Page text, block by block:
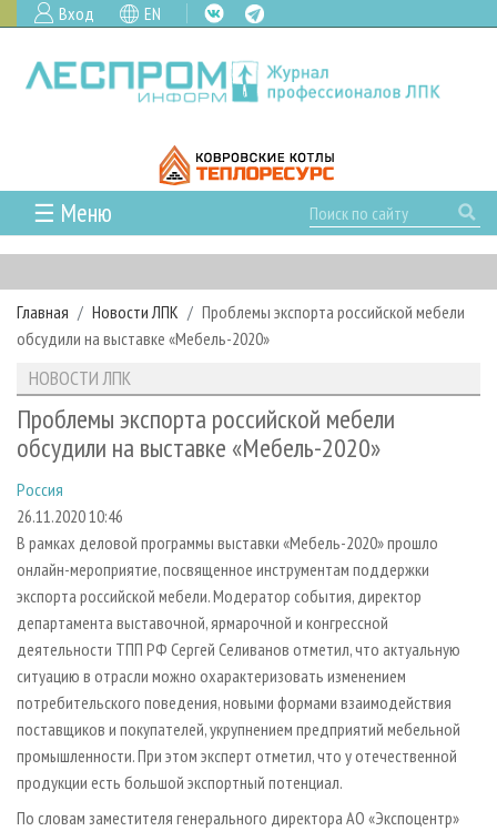
Вход EN
☰ Меню
ГЛАВНАЯ
РУБРИКИ И ТЕМЫ
РУБРИКИ ЖУРНАЛА
ЛЕСОЗАГОТОВКА
ЛЕСОПИЛЕНИЕ
СУШКА ДРЕВЕСИНЫ
ПРОИЗВОДСТВО ДРЕВЕСНЫХ ПЛИТ
ДЕРЕВЯННОЕ ДОМОСТРОЕНИЕ
ПРОИЗВОДСТВО МЕБЕЛИ
БИОЭНЕРГЕТИКА
ЦБП
ИНСТРУМЕНТ И МАТЕРИАЛЫ
НОВОСТИ
НОВОСТИ ЛПК
НОВОСТИ ЖУРНАЛА
ПРОЕКТЫ ЛПИ
АНАЛИТИКА
ПРЕДПРИЯТИЯ ЛПК
ПЕРСОНЫ
МОБИЛЬНЫЕ ВЫСТАВКИ
ОФИЦИАЛЬНЫЕ ДЕЛЕГАЦИИ
ПРИОРИТЕТНЫЕ ИНВЕСТПРОЕКТЫ
RUSSIAN FORESTRY REVIEW
ГАЗЕТА ЛЕСПРОМФОРУМ
БИБЛИОТЕКА СПЕЦИАЛИСТА
АРХИВ
АРХИВ ЖУРНАЛОВ
О ЖУРНАЛЕ
КОНТАКТЫ
РЕКЛАМОДАТЕЛЯМ
РЕКЛАМА
РЕКЛАМА НА САЙТЕ
Главная Новости ЛПК
Проблемы экспорта российской мебели
обсудили на выставке «Мебель-2020»
НОВОСТИ ЛПК
Проблемы экспорта российской мебели
обсудили на выставке «Мебель-2020»
Россия
26.11.2020 10:46
В рамках деловой программы выставки «Мебель-2020» прошло
онлайн-мероприятие, посвященное инструментам поддержки
экспорта российской мебели. Модератор события, директор
департамента выставочной, ярмарочной и конгрессной
деятельности ТПП РФ Сергей Селиванов отметил, что актуальную
ситуацию в отрасли можно охарактеризовать изменением
потребительского поведения, новыми формами взаимодействия
поставщиков и покупателей, укрупнением предприятий мебельной
промышленности. При этом эксперт отметил, что у отечественной
продукции есть большой экспортный потенциал.
По словам заместителя генерального директора АО «Экспоцентр»